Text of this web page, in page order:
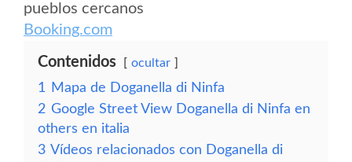
pueblos cercanos
Booking.com
Contenidos ocultar
1
Mapa de Doganella di Ninfa
2 Google Street View Doganella di Ninfa en
others en italia
3 Vídeos relacionados con Doganella di